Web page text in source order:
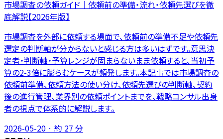
市場調査の依頼ガイド｜依頼前の準備・流れ・依頼先選びを徹
底解説【2026年版】
市場調査を外部に依頼する場面で、依頼前の準備不足や依頼先
選定の判断軸が分からないと感じる方は多いはずです。意思決
定者・判断軸・予算レンジが固まらないまま依頼すると、当初予
算の2-3倍に膨らむケースが頻発します。本記事では市場調査の
依頼前準備、依頼方法の使い分け、依頼先選びの判断軸、契約
後の進行管理、業界別の依頼ポイントまでを、戦略コンサル出身
者の視点で体系的に解説します。
2026-05-20 · 約 27 分